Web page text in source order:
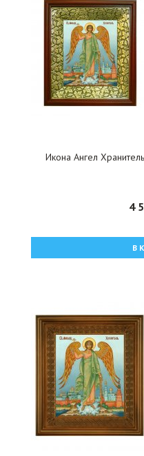
Икона Ангел
4
В